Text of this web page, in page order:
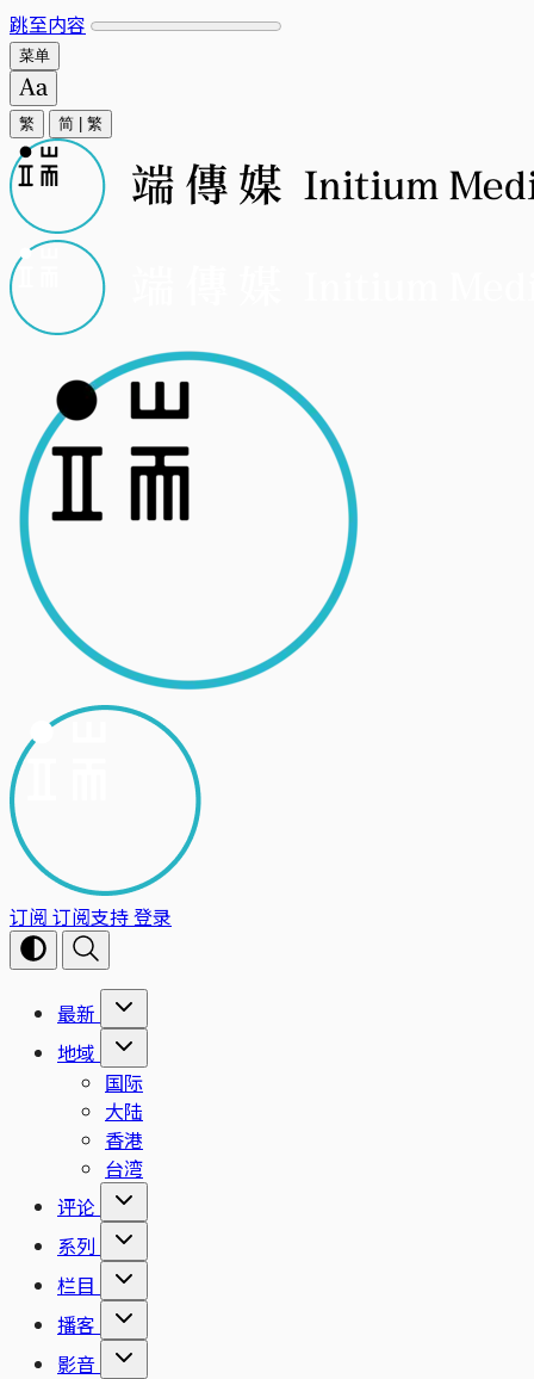
跳至内容
菜单
繁 简 繁
订阅 订阅支持登录
最新
地域
国际
大陆
香港
台湾
评论
系列
栏目
播客
影音